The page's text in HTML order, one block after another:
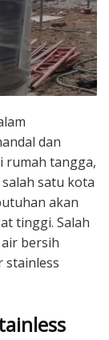
dan
rumah tangga,
satu kota
akan
tinggi. Salah
bersih
stainless